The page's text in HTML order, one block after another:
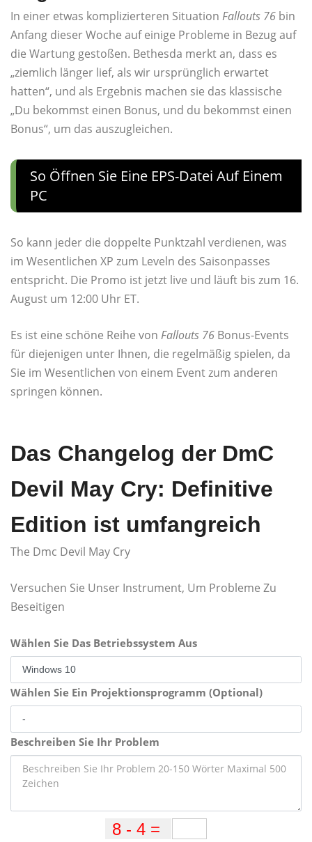
In einer etwas komplizierteren Situation Fallouts 76 bin
Anfang dieser Woche auf einige Probleme in Bezug auf
die Wartung gestoßen. Bethesda merkt an, dass es
„ziemlich länger lief, als wir ursprünglich erwartet
hatten“, und als Ergebnis machen sie das klassische
„Du bekommst einen Bonus, und du bekommst einen
Bonus“, um das auszugleichen.
So Öffnen Sie Eine EPS-Datei Auf Einem
PC
So kann jeder die doppelte Punktzahl verdienen, was
im Wesentlichen XP zum Leveln des Saisonpasses
entspricht. Die Promo ist jetzt live und läuft bis zum 16.
August um 12:00 Uhr ET.
Es ist eine schöne Reihe von Fallouts 76 Bonus-Events
für diejenigen unter Ihnen, die regelmäßig spielen, da
Sie im Wesentlichen von einem Event zum anderen
springen können.
Das Changelog der DmC
Devil May Cry: Definitive
Edition ist umfangreich
The Dmc Devil May Cry
Versuchen Sie Unser Instrument, Um Probleme Zu
Beseitigen
Wählen Sie Das Betriebssystem Aus
Wählen Sie Ein Projektionsprogramm (Optional)
Beschreiben Sie Ihr Problem